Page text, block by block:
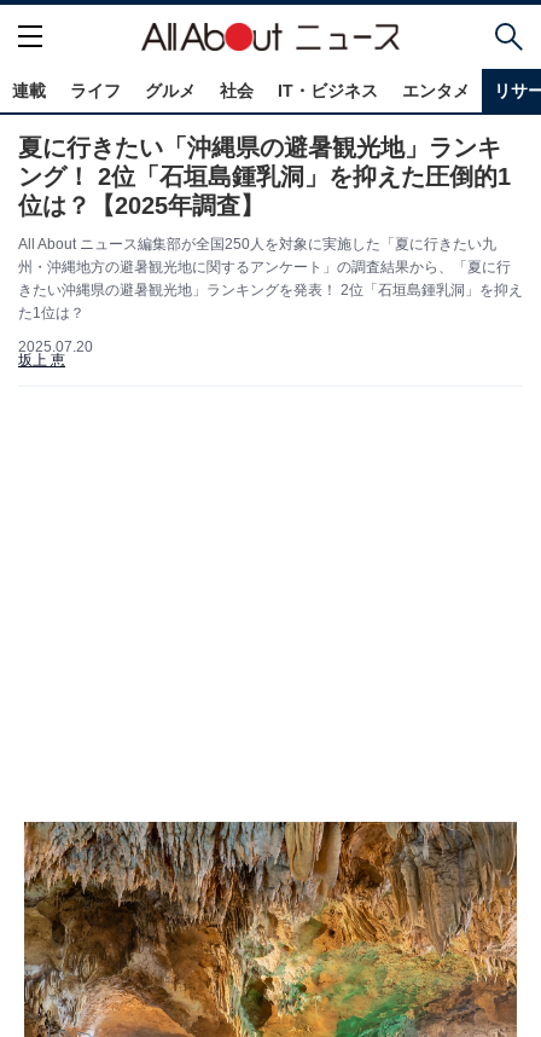
連載 ライフ グルメ 社会 IT・ビジネス エンタメ リサ
夏に行きたい「沖縄県の避暑観光地」ランキ
ング！ 2位「石垣島鍾乳洞」を抑えた圧倒的1
位は？【2025年調査】
All About ニュース編集部が全国250人を対象に実施した「夏に行きたい九
州・沖縄地方の避暑観光地に関するアンケート」の調査結果から、「夏に行
きたい沖縄県の避暑観光地」ランキングを発表！ 2位「石垣島鍾乳洞」を抑え
た1位は？
2025.07.20
坂上 恵